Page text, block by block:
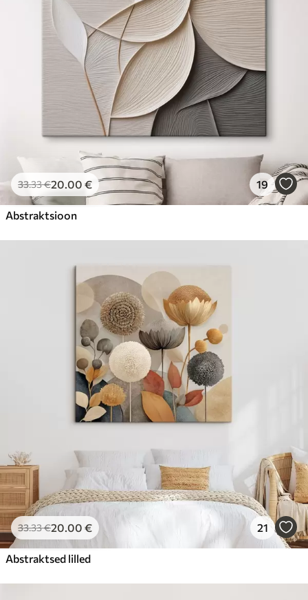
33.33€20.00 € 19
Abstraktsioon
33.33€20.00 € 21
Abstraktsed lilled